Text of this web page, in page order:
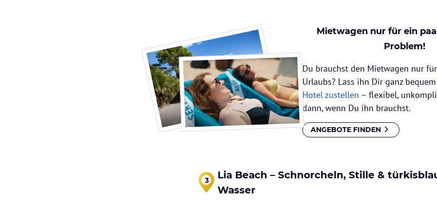
Mietwagen nur für ein
Problem!
Du brauchst den Mietwagen nur
Urlaubs? Lass ihn Dir ganz
Hotel zustellen – flexibel,
dann, wenn Du ihn brauchst.
ANGEBOTE FINDEN
3
Lia Beach – Schnorcheln, Stille &
Wasser